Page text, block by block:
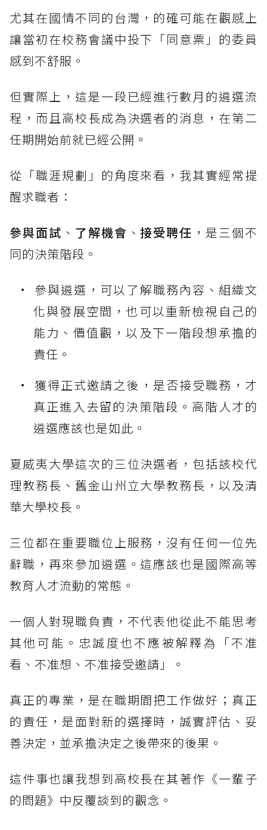
尤其在國情不同的台灣，的確可能在觀感上
讓當初在校務會議中投下「同意票」的委員
感到不舒服。
但實際上，這是一段已經進行數月的遴選流
程，而且高校長成為決選者的消息，在第二
任期開始前就已經公開。
從「職涯規劃」的角度來看，我其實經常提
醒求職者：
參與面試 、 了解機會 、接受聘任 ，是三個不
同的決策階段。
參與遴選，可以了解職務內容、組織文
化與發展空間，也可以重新檢視自己的
能力、價值觀，以及下一階段想承擔的
責任。
獲得正式邀請之後，是否接受職務，才
真正進入去留的決策階段。高階人才的
遴選應該也是如此。
夏威夷大學這次的三位決選者，包括該校代
理教務長、舊金山州立大學教務長，以及清
華大學校長。
三位都在重要職位上服務，沒有任何一位先
辭職，再來參加遴選。這應該也是國際高等
教育人才流動的常態。
一個人對現職負責，不代表他從此不能思考
其他可能。忠誠度也不應被解釋為「不准
看、不准想、不准接受邀請」。
真正的專業，是在職期間把工作做好；真正
的責任，是面對新的選擇時，誠實評估、妥
善決定，並承擔決定之後帶來的後果。
這件事也讓我想到高校長在其著作《一輩子
的問題》中反覆談到的觀念。